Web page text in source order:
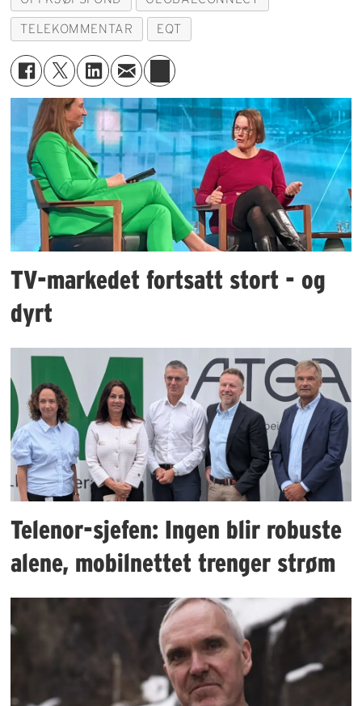
TELEKOMMENTAR EQT
TV-markedet fortsatt stort - og
dyrt
Telenor-sjefen: Ingen blir robuste
alene, mobilnettet trenger strøm